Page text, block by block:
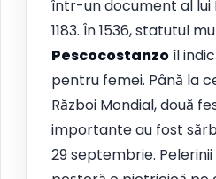
într-un document al lui
1183. În 1536, statutul
Pescocostanzoîl
pentru femei. Până la
Război Mondial, două
importante au fost
29 septembrie.